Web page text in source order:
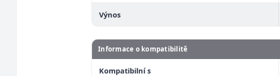
Výnos
Informace o kompatibilitě
Kompatibilní s